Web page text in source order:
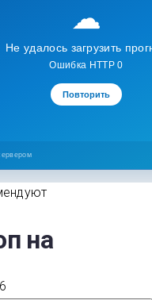
☁
Не удалось загрузить
Ошибка HTTP 0
Повторить
на